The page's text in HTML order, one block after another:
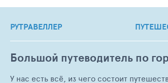
РУТРАВЕЛЛЕР
Большой путеводитель по
У нас есть всё, из чего состоит